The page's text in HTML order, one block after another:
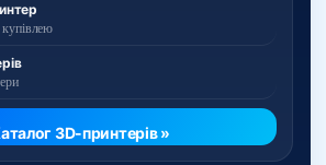
3D-принтерів »